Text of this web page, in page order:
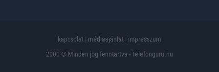
kapcsolat | médiaajánlat | impresszum
2000 © Minden jog fenntartva - Telefonguru.hu